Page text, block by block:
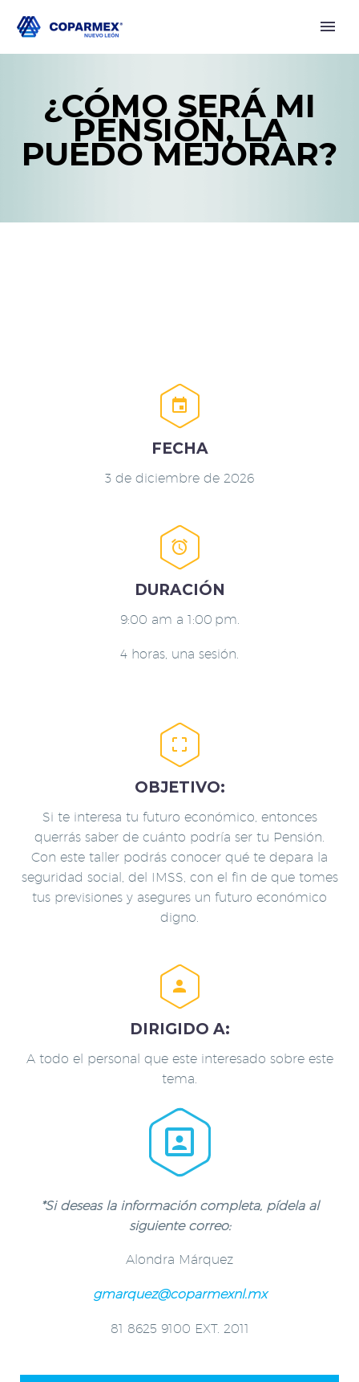
¿CÓMO SERÁ MI
PENSIÓN, LA
PUEDO MEJORAR?


FECHA
3 de diciembre de 2026


DURACIÓN
9:00 am a 1:00 pm.
4 horas, una sesión.


OBJETIVO:
Si te interesa tu futuro económico, entonces
querrás saber de cuánto podría ser tu Pensión.
Con este taller podrás conocer qué te depara la
seguridad social, del IMSS, con el fin de que tomes
tus previsiones y asegures un futuro económico
digno.


DIRIGIDO A:
A todo el personal que este interesado sobre este
tema.


*Si deseas la información completa, pídela al
siguiente correo:
Alondra Márquez
gmarquez@coparmexnl.mx
81 8625 9100 EXT. 2011